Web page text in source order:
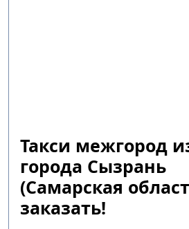
Такси межгород
города Сызрань
(Самарская
заказать!